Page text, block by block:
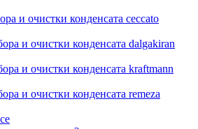
и очистки конденсата ceccato
и очистки конденсата dalgakiran
и очистки конденсата kraftmann
и очистки конденсата remeza